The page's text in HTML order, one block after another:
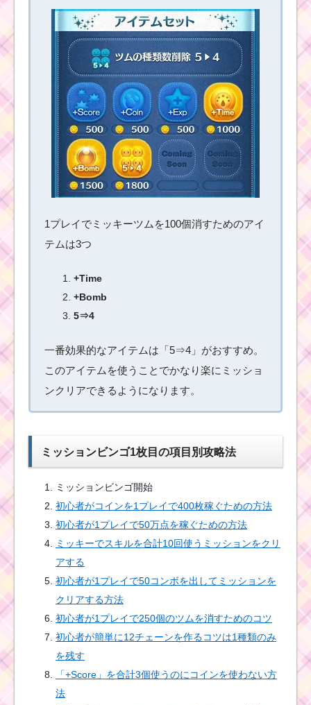
を消した方法
初心者が1プレイで250
個のツムを消すための
コツ
プーさんファミリーを
使って合計で250万点
を稼ぐ方法
初心者が1プレイで経験
値160EXPを稼ぐため
合計でツムを5000個消
すための方法
ーンを作るコツは1種類
のみを残す
1プレイでミッキーツムを100個消すためのアイ
テムは3つ
+Time
+Bomb
5⇒4
一番効果的なアイテムは「5⇒4」がおすすめ。
このアイテムを使うことでかなり楽にミッショ
ンクリアできるようになります。
ミッションビンゴ1枚目の項目別攻略法
ミッションビンゴ開始
初心者がコインを1プレイで400枚稼ぐための方法
初心者が1プレイで50万点を稼ぐための方法
ミッキーでスキルを合計10回使うミッションをクリ
アする
初心者が1プレイで50コンボを出してミッションを
クリアする方法
初心者が1プレイで250個のツムを消すためのコツ
初心者が簡単に12チェーンを作るコツは1種類のみ
を残す
「+Score」を合計3個使うのにコインを使わない方
法